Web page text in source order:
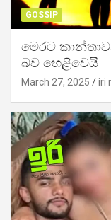
GOSSIP
මෙරට
බව හෙළිවෙයි
March 27, 2025 iri